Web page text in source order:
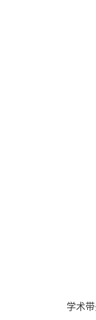
学术